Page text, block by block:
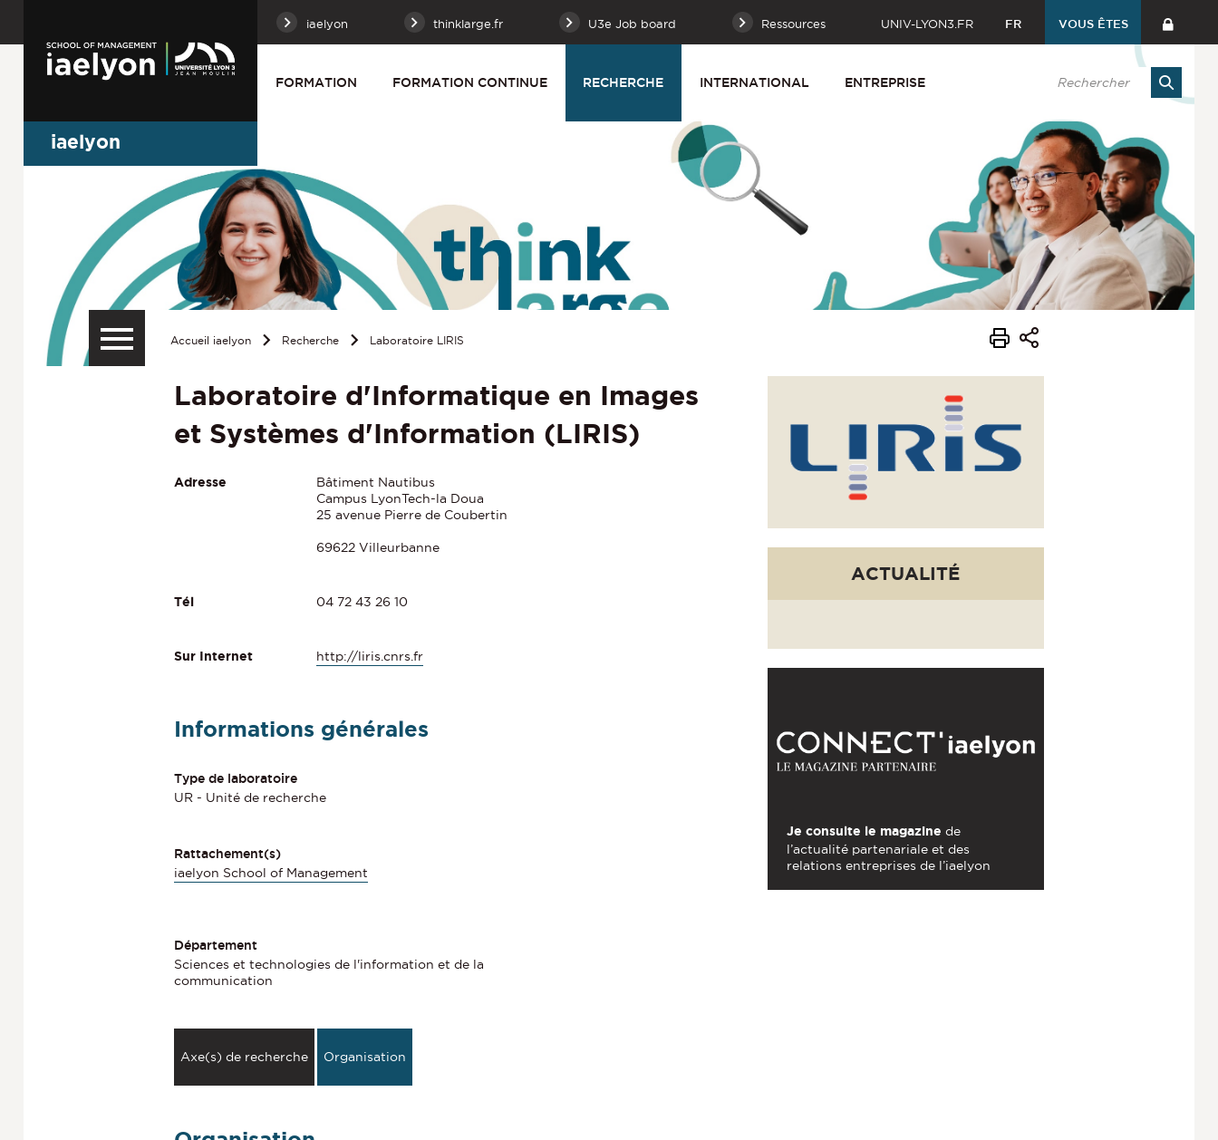
iaelyon thinklarge.fr U3e Job board Ressources UNIV-LYON3.FR FR VOUS ÊTES
FORMATION FORMATION CONTINUE RECHERCHE INTERNATIONAL ENTREPRISE
iaelyon
Accueil iaelyon Recherche Laboratoire LIRIS
Laboratoire d'Informatique en Images
et Systèmes d'Information (LIRIS)
Adresse
Bâtiment Nautibus
Campus LyonTech-la Doua
25 avenue Pierre de Coubertin
69622 Villeurbanne
Tél 04 72 43 26 10
Sur Internet http://liris.cnrs.fr
Informations générales
Type de laboratoire
UR - Unité de recherche
Rattachement(s)
iaelyon School of Management
Département
Sciences et technologies de l'information et de la
communication
Axe(s) de recherche Organisation
ACTUALITÉ
Je consulte le magazine de
l’actualité partenariale et des
relations entreprises de l’iaelyon